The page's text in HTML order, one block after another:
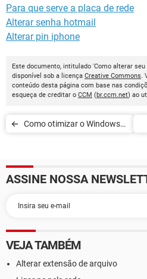
Para que serve a placa de rede
Alterar senha hotmail
Alterar pin iphone
Este documento, intitulado 'Como alterar
disponível sob a licença Creative Commons.
conteúdo desta página com base nas
esqueça de creditar o CCM (br.ccm.net) ao
Como otimizar o Windows
ASSINE NOSSA
VEJA TAMBÉM
Alterar extensão de arquivo